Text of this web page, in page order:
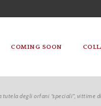
COMING SOON
tutela degli orfani “speciali”, vittime